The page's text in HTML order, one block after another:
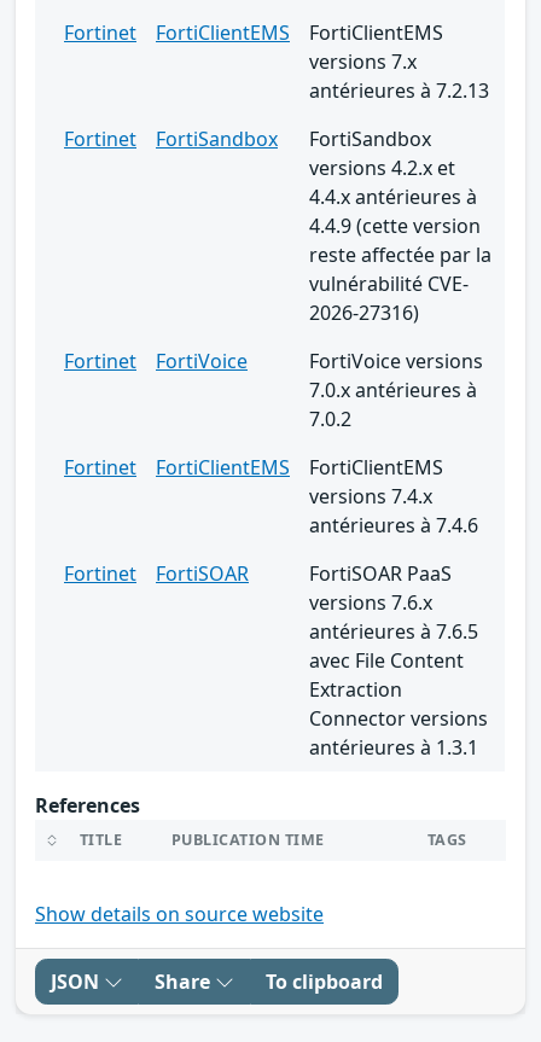
Fortinet
FortiClientEMS
FortiClientEMS
versions 7.x
antérieures à 7.2.13
Fortinet
FortiSandbox
FortiSandbox
versions 4.2.x et
4.4.x antérieures à
4.4.9 (cette version
reste affectée par la
vulnérabilité CVE-
2026-27316)
Fortinet
FortiVoice
FortiVoice versions
7.0.x antérieures à
7.0.2
Fortinet
FortiClientEMS
FortiClientEMS
versions 7.4.x
antérieures à 7.4.6
Fortinet
FortiSOAR
FortiSOAR PaaS
versions 7.6.x
antérieures à 7.6.5
avec File Content
Extraction
Connector versions
antérieures à 1.3.1
References
TITLE PUBLICATION TIME TAGS
Show details on source website
JSON Share To clipboard